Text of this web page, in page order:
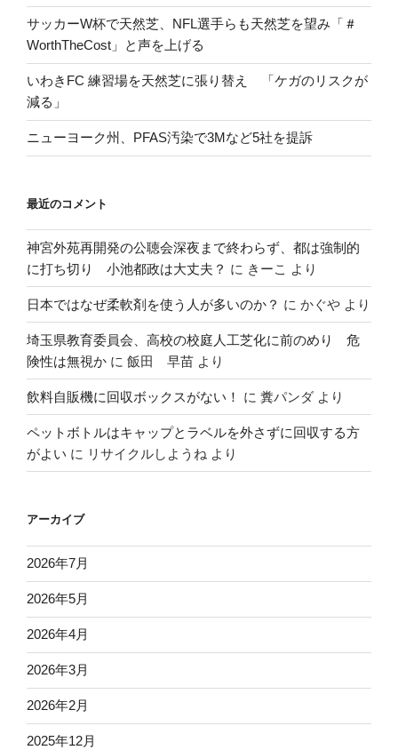
サッカーW杯で天然芝、NFL選手らも天然芝を望み「＃
WorthTheCost」と声を上げる
いわきFC 練習場を天然芝に張り替え 「ケガのリスクが
減る」
ニューヨーク州、PFAS汚染で3Mなど5社を提訴
最近のコメント
神宮外苑再開発の公聴会深夜まで終わらず、都は強制的
に打ち切り 小池都政は大丈夫？ に きーこ より
日本ではなぜ柔軟剤を使う人が多いのか？ に かぐや より
埼玉県教育委員会、高校の校庭人工芝化に前のめり 危
険性は無視か に 飯田 早苗 より
飲料自販機に回収ボックスがない！ に 糞パンダ より
ペットボトルはキャップとラベルを外さずに回収する方
がよい に リサイクルしようね より
アーカイブ
2026年7月
2026年5月
2026年4月
2026年3月
2026年2月
2025年12月